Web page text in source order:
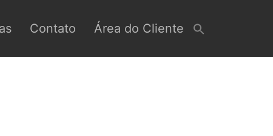
Contato Área do Cliente